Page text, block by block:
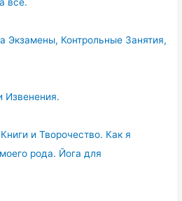
Контрольные Занятия,
Извенения.
и Творочество. Как я
рода. Йога для